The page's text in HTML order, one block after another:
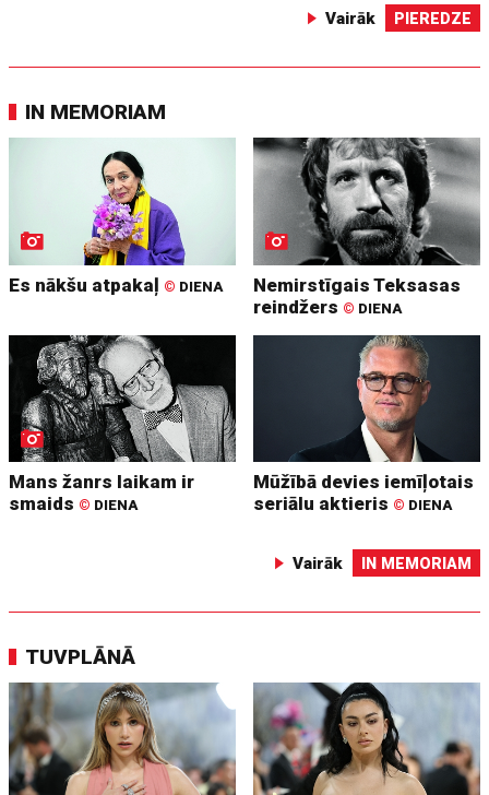
Vairāk PIEREDZE
IN MEMORIAM
Es nākšu atpakaļ © DIENA
Nemirstīgais Teksasas
reindžers © DIENA
Mans žanrs laikam ir
smaids © DIENA
Mūžībā devies iemīļotais
seriālu aktieris © DIENA
Vairāk IN MEMORIAM
TUVPLĀNĀ